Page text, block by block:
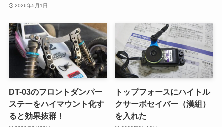
2026年5月1日
DT-03のフロントダンパー
ステーをハイマウント化す
ると効果抜群！
トップフォースにハイトル
クサーボセイバー（漢組）
を入れた